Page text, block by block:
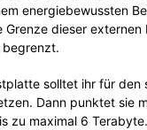
energiebewussten
Grenze dieser externen
solltet ihr für den
Dann punktet sie
zu maximal 6